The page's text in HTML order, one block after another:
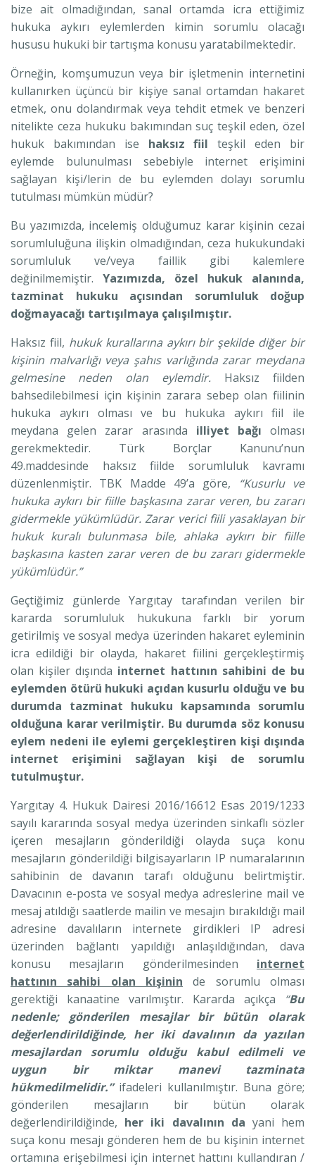
bize ait olmadığından, sanal ortamda icra ettiğimiz
hukuka aykırı eylemlerden kimin sorumlu olacağı
hususu hukuki bir tartışma konusu yaratabilmektedir.
Örneğin, komşumuzun veya bir işletmenin internetini
kullanırken üçüncü bir kişiye sanal ortamdan hakaret
etmek, onu dolandırmak veya tehdit etmek ve benzeri
nitelikte ceza hukuku bakımından suç teşkil eden, özel
hukuk bakımından ise haksız fiil teşkil eden bir
eylemde bulunulması sebebiyle internet erişimini
sağlayan kişi/lerin de bu eylemden dolayı sorumlu
tutulması mümkün müdür?
Bu yazımızda, incelemiş olduğumuz karar kişinin cezai
sorumluluğuna ilişkin olmadığından, ceza hukukundaki
sorumluluk ve/veya faillik gibi kalemlere
değinilmemiştir. Yazımızda, özel hukuk alanında,
tazminat hukuku açısından sorumluluk doğup
doğmayacağı tartışılmaya çalışılmıştır.
Haksız fiil, hukuk kurallarına aykırı bir şekilde diğer bir
kişinin malvarlığı veya şahıs varlığında zarar meydana
gelmesine neden olan eylemdir. Haksız fiilden
bahsedilebilmesi için kişinin zarara sebep olan fiilinin
hukuka aykırı olması ve bu hukuka aykırı fiil ile
meydana gelen zarar arasında illiyet bağı olması
gerekmektedir. Türk Borçlar Kanunu’nun
49.maddesinde haksız fiilde sorumluluk kavramı
düzenlenmiştir. TBK Madde 49’a göre,
“Kusurlu ve
hukuka aykırı bir fiille başkasına zarar veren, bu zararı
gidermekle yükümlüdür. Zarar verici fiili yasaklayan bir
hukuk kuralı bulunmasa bile, ahlaka aykırı bir fiille
başkasına kasten zarar veren de bu zararı gidermekle
yükümlüdür.”
Geçtiğimiz günlerde Yargıtay tarafından verilen bir
kararda sorumluluk hukukuna farklı bir yorum
getirilmiş ve sosyal medya üzerinden hakaret eyleminin
icra edildiği bir olayda, hakaret fiilini gerçekleştirmiş
olan kişiler dışında internet hattının sahibini de bu
eylemden ötürü hukuki açıdan kusurlu olduğu ve bu
durumda tazminat hukuku kapsamında sorumlu
olduğuna karar verilmiştir. Bu durumda söz konusu
eylem nedeni ile eylemi gerçekleştiren kişi dışında
internet erişimini sağlayan kişi de sorumlu
tutulmuştur.
Yargıtay 4. Hukuk Dairesi 2016/16612 Esas 2019/1233
sayılı kararında sosyal medya üzerinden sinkaflı sözler
içeren mesajların gönderildiği olayda suça konu
mesajların gönderildiği bilgisayarların IP numaralarının
sahibinin de davanın tarafı olduğunu belirtmiştir.
Davacının e-posta ve sosyal medya adreslerine mail ve
mesaj atıldığı saatlerde mailin ve mesajın bırakıldığı mail
adresine davalıların internete girdikleri IP adresi
üzerinden bağlantı yapıldığı anlaşıldığından, dava
konusu mesajların gönderilmesinden internet
hattının sahibi olan kişinin de sorumlu olması
gerektiği kanaatine varılmıştır. Kararda açıkça “Bu
nedenle; gönderilen mesajlar bir bütün olarak
değerlendirildiğinde, her iki davalının da yazılan
mesajlardan sorumlu olduğu kabul edilmeli ve
uygun bir miktar manevi tazminata
hükmedilmelidir.”ifadeleri kullanılmıştır. Buna göre;
gönderilen mesajların bir bütün olarak
değerlendirildiğinde, her iki davalının da yani hem
suça konu mesajı gönderen hem de bu kişinin internet
ortamına erişebilmesi için internet hattını kullandıran /